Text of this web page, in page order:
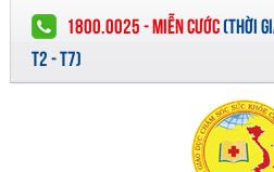
1800.0025 - MIỄN CƯỚC(THỜI
T2 - T7)